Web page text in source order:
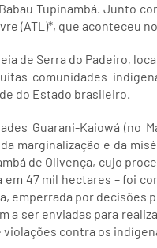
Tupinambá. Junto
(ATL)*, que aconteceu
de Serra do Padeiro,
comunidades
do Estado brasileiro.
Guarani-Kaiowá (no
marginalização e da
de Olivença, cujo
em 47 mil hectares – foi
emperrada por decisões
a ser enviadas para
contra os